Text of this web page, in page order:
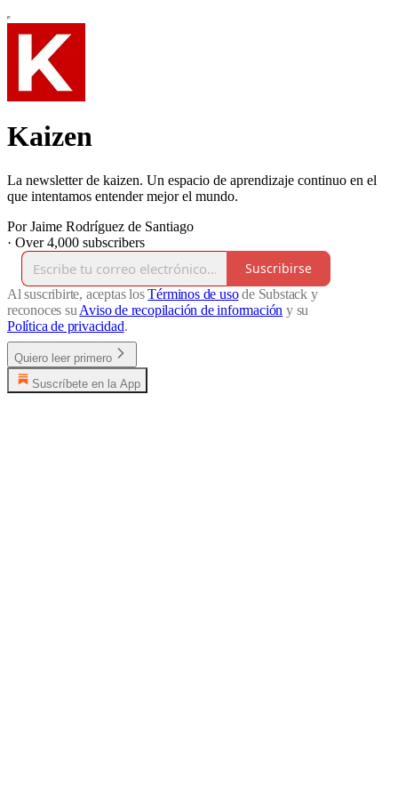
Kaizen
La newsletter de kaizen. Un espacio de aprendizaje continuo en el
que intentamos entender mejor el mundo.
Por Jaime Rodríguez de Santiago
· Over 4,000 subscribers
Suscribirse
Al suscribirte, aceptas losTérminos de usode Substack y
reconoces su Aviso de recopilación de información y su
Política de privacidad.
Quiero leer primero
Suscríbete en la App